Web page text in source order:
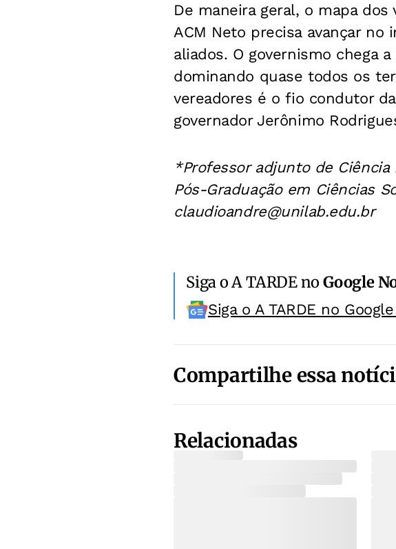
De maneira geral, o mapa
ACM Neto precisa avançar
aliados. O governismo chega
dominando quase todos os
vereadores é o fio condutor
governador Jerônimo
*Professor adjunto de Ciência
Pós-Graduação em Ciências
claudioandre@unilab.edu.br
Siga o A TARDE noGoogle
Siga o A TARDE no
Compartilhe essa
Relacionadas